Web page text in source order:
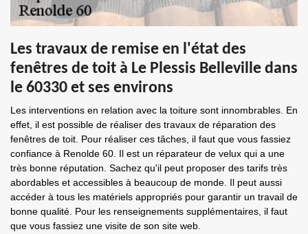
Les travaux de remise en l'état des
fenêtres de toit à Le Plessis Belleville dans
le 60330 et ses environs
Les interventions en relation avec la toiture sont innombrables. En
effet, il est possible de réaliser des travaux de réparation des
fenêtres de toit. Pour réaliser ces tâches, il faut que vous fassiez
confiance à Renolde 60. Il est un réparateur de velux qui a une
très bonne réputation. Sachez qu'il peut proposer des tarifs très
abordables et accessibles à beaucoup de monde. Il peut aussi
accéder à tous les matériels appropriés pour garantir un travail de
bonne qualité. Pour les renseignements supplémentaires, il faut
que vous fassiez une visite de son site web.